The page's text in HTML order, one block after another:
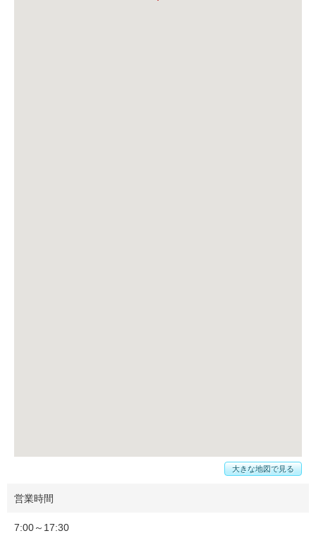
大きな地図で見る
営業時間
7:00～17:30